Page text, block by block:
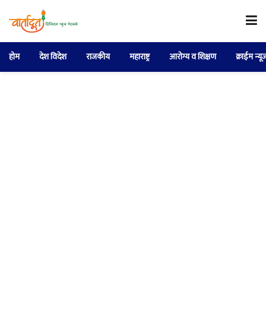
होम देश विदेश राजकीय महाराष्ट्र आरोग्य व शिक्षण क्राईम